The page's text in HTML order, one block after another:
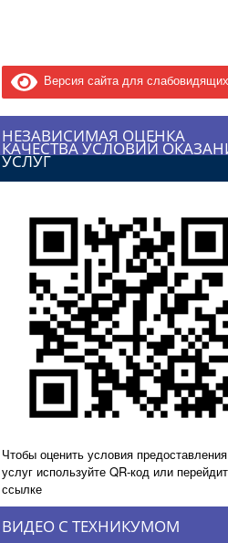
Версия сайта для слабовидящих
НЕЗАВИСИМАЯ ОЦЕНКА
КАЧЕСТВА УСЛОВИЙ
УСЛУГ
Чтобы оценить условия предоставления
услуг используйте QR-код или
ссылке
ВИДЕО С ТЕХНИКУМОМ